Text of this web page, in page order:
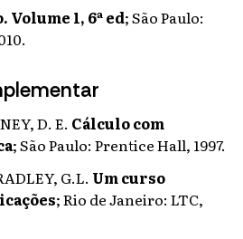
Volume 1, 6ª ed;São Paulo:
C.H.; PENNEY, D. E. Cálculo com
;São Paulo: Prentice Hall, 1997.
L. D.; BRADLEY, G.L. Um curso
;Rio de Janeiro: LTC,